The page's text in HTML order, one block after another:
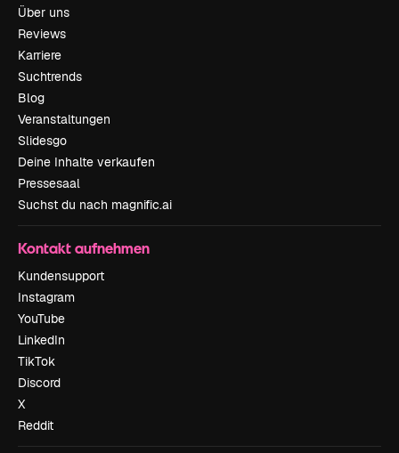
Über uns
Reviews
Karriere
Suchtrends
Blog
Veranstaltungen
Slidesgo
Deine Inhalte verkaufen
Pressesaal
Suchst du nach magnific.ai
Kontakt aufnehmen
Kundensupport
Instagram
YouTube
LinkedIn
TikTok
Discord
X
Reddit